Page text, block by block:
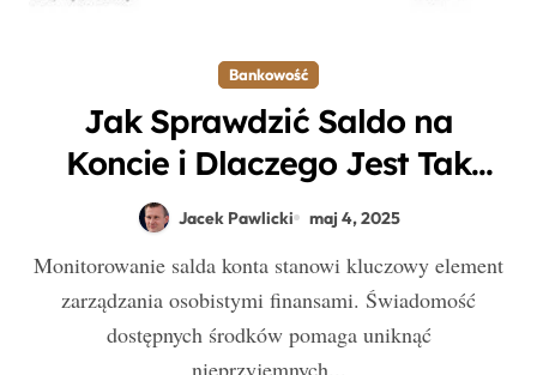
Bankowość
Jak Sprawdzić Saldo na
Koncie i Dlaczego Jest Tak
Ważne dla Twoich Finansów?
Jacek Pawlicki maj 4, 2025
Monitorowanie salda konta stanowi kluczowy element
zarządzania osobistymi finansami. Świadomość
dostępnych środków pomaga uniknąć
nieprzyjemnych...